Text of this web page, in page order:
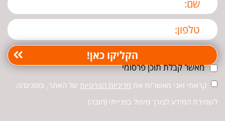
מאשר קבלת תוכן פרסומי
קראתי ואני מאשר/ת את מדיניות הפרטיות של האתר, ומסכים/ה
לשמירת המידע לצורך טיפול בפנייתי (חובה)